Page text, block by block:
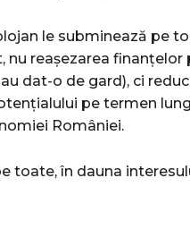
le subminează pe
nu reașezarea finanțelor
dat-o de gard), ci
pe termen
României.
toate, în dauna